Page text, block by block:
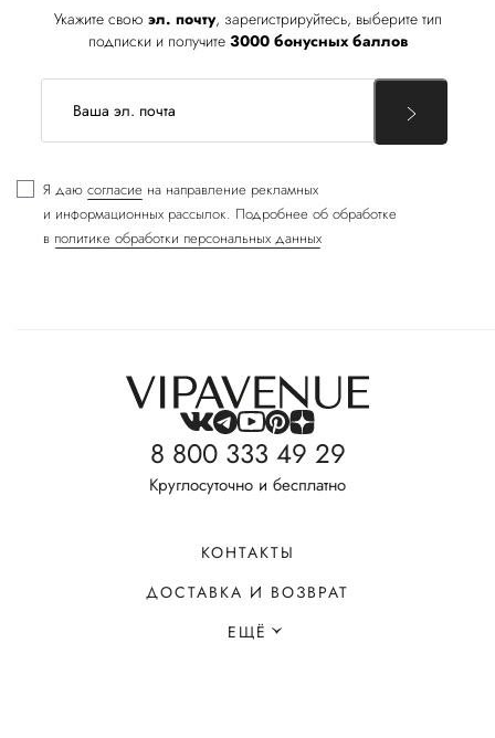
Укажите свою эл. почту, зарегистрируйтесь, выберите тип
подписки и получите 3000 бонусных баллов
Я даю согласие на направление рекламных
и информационных рассылок. Подробнее об обработке
в политике обработки персональных данных
8 800 333 49 29
Круглосуточно и бесплатно
КОНТАКТЫ
ДОСТАВКА И ВОЗВРАТ
ЕЩЁ